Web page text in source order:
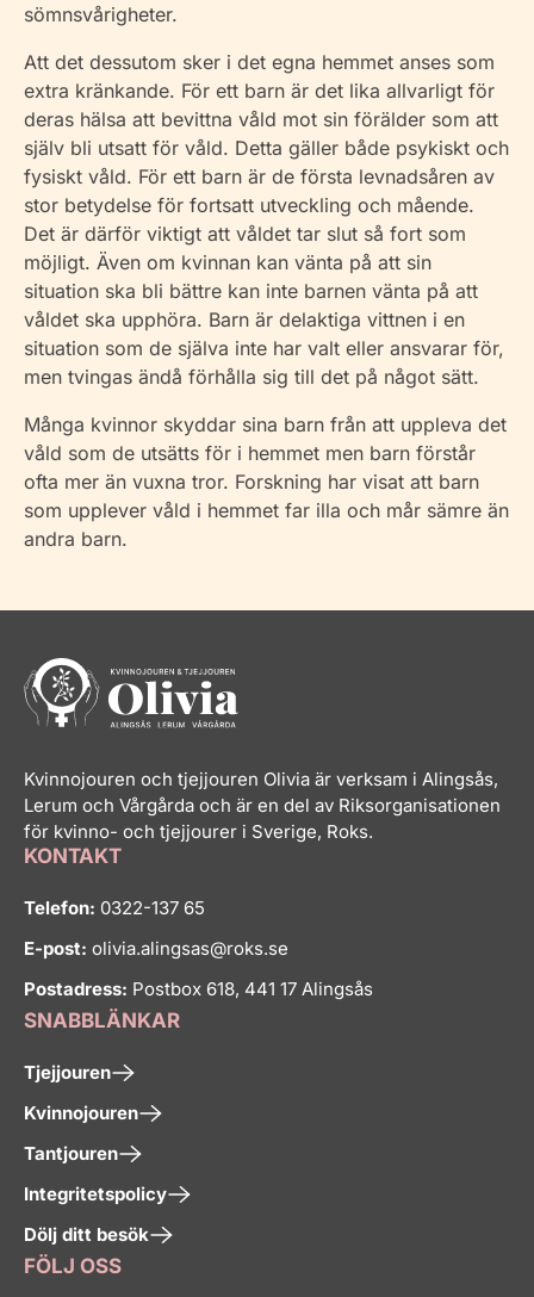
sömnsvårigheter.
Att det dessutom sker i det egna hemmet anses som
extra kränkande. För ett barn är det lika allvarligt för
deras hälsa att bevittna våld mot sin förälder som att
själv bli utsatt för våld. Detta gäller både psykiskt och
fysiskt våld. För ett barn är de första levnadsåren av
stor betydelse för fortsatt utveckling och mående.
Det är därför viktigt att våldet tar slut så fort som
möjligt. Även om kvinnan kan vänta på att sin
situation ska bli bättre kan inte barnen vänta på att
våldet ska upphöra. Barn är delaktiga vittnen i en
situation som de själva inte har valt eller ansvarar för,
men tvingas ändå förhålla sig till det på något sätt.
Många kvinnor skyddar sina barn från att uppleva det
våld som de utsätts för i hemmet men barn förstår
ofta mer än vuxna tror. Forskning har visat att barn
som upplever våld i hemmet far illa och mår sämre än
andra barn.
Kvinnojouren och tjejjouren Olivia är verksam i Alingsås,
Lerum och Vårgårda och är en del av Riksorganisationen
för kvinno- och tjejjourer i Sverige, Roks.
KONTAKT
Telefon: 0322-137 65
E-post: olivia.alingsas@roks.se
Postadress: Postbox 618, 441 17 Alingsås
SNABBLÄNKAR
Tjejjouren
Kvinnojouren
Tantjouren
Integritetspolicy
Dölj ditt besök
FÖLJ OSS